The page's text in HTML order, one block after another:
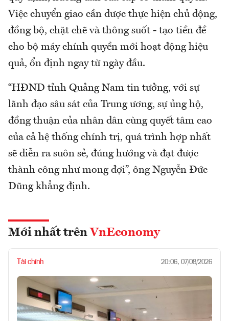
Việc chuyển giao cần được thực hiện chủ động,
đồng bộ, chặt chẽ và thông suốt - tạo tiền đề
cho bộ máy chính quyền mới hoạt động hiệu
quả, ổn định ngay từ ngày đầu.
“HĐND tỉnh Quảng Nam tin tưởng, với sự
lãnh đạo sâu sát của Trung ương, sự ủng hộ,
đồng thuận của nhân dân cùng quyết tâm cao
của cả hệ thống chính trị, quá trình hợp nhất
sẽ diễn ra suôn sẻ, đúng hướng và đạt được
thành công như mong đợi”, ông Nguyễn Đức
Dũng khẳng định.
Mới nhất trên VnEconomy
Tài chính 20:06, 07/08/2026